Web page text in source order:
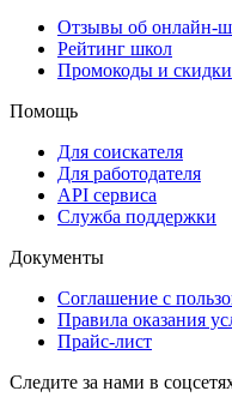
Отзывы об онлайн-
Рейтинг школ
Промокоды и скидки
Помощь
Для соискателя
Для работодателя
API сервиса
Служба поддержки
Документы
Соглашение с
Правила оказания
Прайс-лист
Следите за нами в